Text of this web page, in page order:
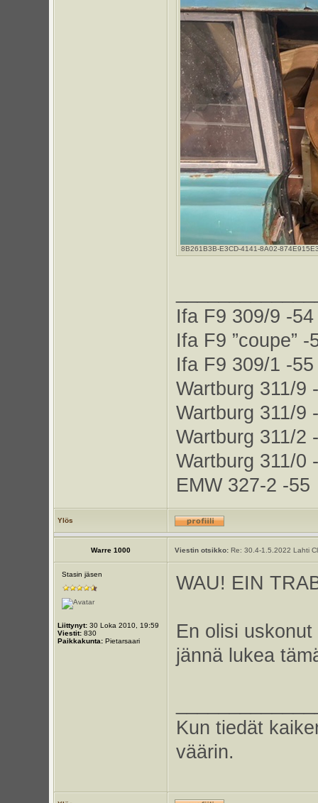
8B261B3B-E3CD-4141-8A02-
Ifa F9 309/9 -54
Ifa F9 ”coupe” -
Ifa F9 309/1 -55
Wartburg 311/9
Wartburg 311/9
Wartburg 311/2
Wartburg 311/0
EMW 327-2 -55
Ylös
Warre 1000 Viestin otsikko:Re: 30.4-1.5.2022 Lahti
Stasin jäsen
Liittynyt:30 Loka 2010, 19:59
Viestit:830
Paikkakunta:Pietarsaari
WAU! EIN
En olisi
jännä lukea
Kun tiedät
väärin.